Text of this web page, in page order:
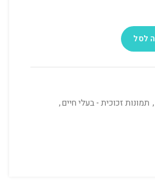
לסל
, תמונות זכוכית - בעלי חיים,